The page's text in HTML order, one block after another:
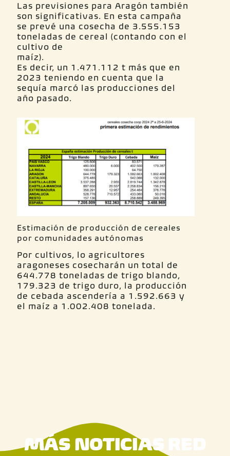
Las previsiones para Aragón también
son significativas. En esta campaña
se prevé una cosecha de 3.555.153
toneladas de cereal (contando con el
cultivo de
Es decir, un 1.471.112 t más que en
2023 teniendo en cuenta que la
sequía marcó las producciones del
año pasado.
Estimación de producción de cereales
por comunidades autónomas
Por cultivos, lo agricultores
aragoneses cosecharán un total de
644.778 toneladas de trigo blando,
179.323 de trigo duro, la producción
de cebada ascendería a 1.592.663 y
el maíz a 1.002.408 tonelada.
MÁS NOTICIAS RED